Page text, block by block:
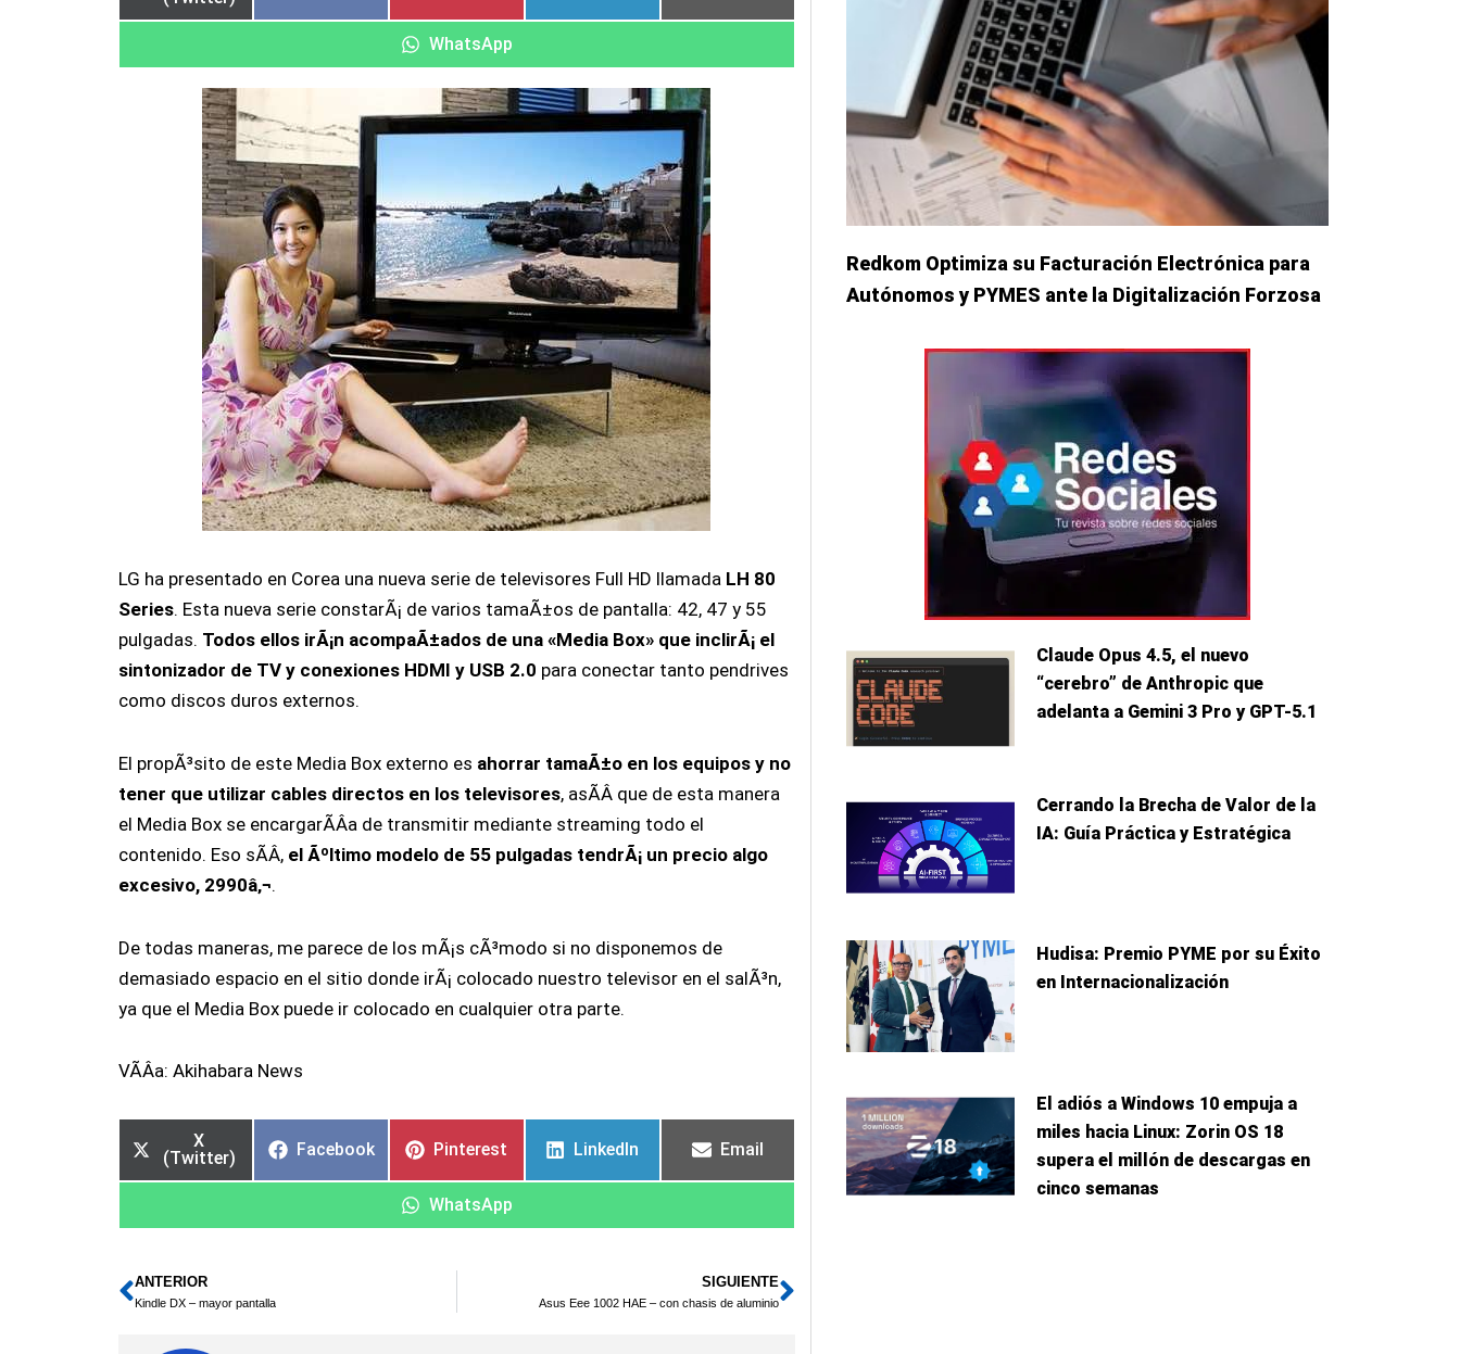
WhatsApp
LG ha presentado en Corea una nueva serie de televisores Full HD llamada LH 80
Series. Esta nueva serie constarÃ¡ de varios tamaÃ±os de pantalla: 42, 47 y 55
pulgadas. Todos ellos irÃ¡n acompaÃ±ados de una «Media Box» que inclirÃ¡ el
sintonizador de TV y conexiones HDMI y USB 2.0 para conectar tanto pendrives
como discos duros externos.
El propÃ³sito de este Media Box externo es ahorrar tamaÃ±o en los equipos y no
tener que utilizar cables directos en los televisores, asÃ­Â­ que de esta manera
el Media Box se encargarÃ­Â­a de transmitir mediante streaming todo el
contenido. Eso sÃ­Â­, el Ãºltimo modelo de 55 pulgadas tendrÃ¡ un precio algo
excesivo, 2990â‚¬.
De todas maneras, me parece de los mÃ¡s cÃ³modo si no disponemos de
demasiado espacio en el sitio donde irÃ¡ colocado nuestro televisor en el salÃ³n,
ya que el Media Box puede ir colocado en cualquier otra parte.
VÃ­Â­a: Akihabara News
X
(Twitter)
Facebook Pinterest LinkedIn Email
WhatsApp
Ant
ANTERIOR
Kindle DX – mayor pantalla
SIGUIENTE
Asus Eee 1002 HAE – con chasis de aluminioSiguiente
Redkom Optimiza su Facturación Electrónica para
Autónomos y PYMES ante la Digitalización Forzosa
Claude Opus 4.5, el nuevo
“cerebro” de Anthropic que
adelanta a Gemini 3 Pro y GPT-5.1
Cerrando la Brecha de Valor de la
IA: Guía Práctica y Estratégica
Hudisa: Premio PYME por su Éxito
en Internacionalización
El adiós a Windows 10 empuja a
miles hacia Linux: Zorin OS 18
supera el millón de descargas en
cinco semanas